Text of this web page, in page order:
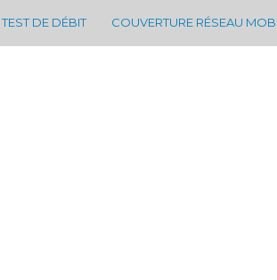
TEST DE DÉBIT COUVERTURE RÉSEAU